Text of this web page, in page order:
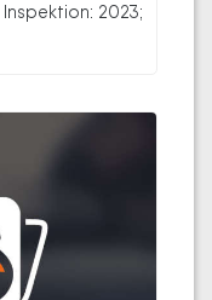
Inspektion: 2023;